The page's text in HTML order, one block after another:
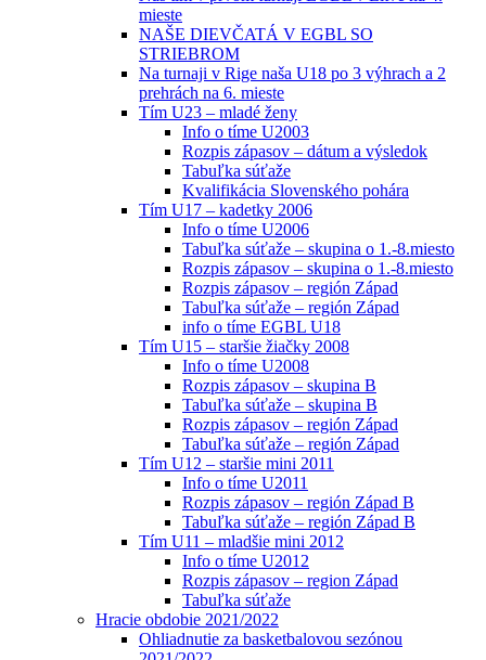
mieste
NAŠE DIEVČATÁ V EGBL SO
STRIEBROM
Na turnaji v Rige naša U18 po 3 výhrach a 2
prehrách na 6. mieste
Tím U23 – mladé ženy
Info o tíme U2003
Rozpis zápasov – dátum a výsledok
Tabuľka súťaže
Kvalifikácia Slovenského pohára
Tím U17 – kadetky 2006
Info o tíme U2006
Tabuľka súťaže – skupina o 1.-8.miesto
Rozpis zápasov – skupina o 1.-8.miesto
Rozpis zápasov – región Západ
Tabuľka súťaže – región Západ
info o tíme EGBL U18
Tím U15 – staršie žiačky 2008
Info o tíme U2008
Rozpis zápasov – skupina B
Tabuľka súťaže – skupina B
Rozpis zápasov – región Západ
Tabuľka súťaže – región Západ
Tím U12 – staršie mini 2011
Info o tíme U2011
Rozpis zápasov – región Západ B
Tabuľka súťaže – región Západ B
Tím U11 – mladšie mini 2012
Info o tíme U2012
Rozpis zápasov – region Západ
Tabuľka súťaže
Hracie obdobie 2021/2022
Ohliadnutie za basketbalovou sezónou